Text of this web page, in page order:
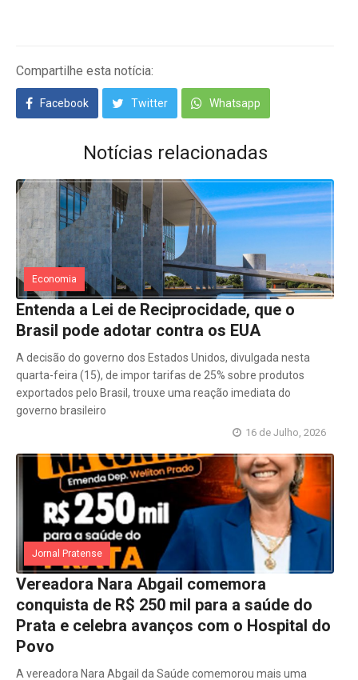
Compartilhe esta notícia:
Facebook Twitter Whatsapp
Notícias relacionadas
Economia
Entenda a Lei de Reciprocidade, que o
Brasil pode adotar contra os EUA
A decisão do governo dos Estados Unidos, divulgada nesta
quarta-feira (15), de impor tarifas de 25% sobre produtos
exportados pelo Brasil, trouxe uma reação imediata do
governo brasileiro
16 de Julho, 2026
Jornal Pratense
Vereadora Nara Abgail comemora
conquista de R$ 250 mil para a saúde do
Prata e celebra avanços com o Hospital do
Povo
A vereadora Nara Abgail da Saúde comemorou mais uma